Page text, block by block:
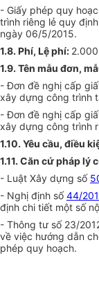
- Giấy phép quy
trình riêng lẻ quy
ngày 06/5/2015.
1.8. Phí, Lệ phí:
1.9. Tên mẫu đơn,
- Đơn đề nghị cấp
xây dựng công trình
- Đơn đề nghị cấp
xây dựng công trình
1.10. Yêu cầu, điều
1.11. Căn cứ pháp lý
- Luật Xây dựng số
- Nghị định số44/
định chi tiết một số
- Thông tư số 23/
về việc hướng dẫn
phép quy hoạch.